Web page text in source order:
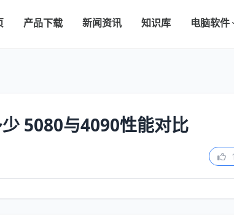
产品下载 新闻资讯 知识库 电脑软件
5080与4090性能对比